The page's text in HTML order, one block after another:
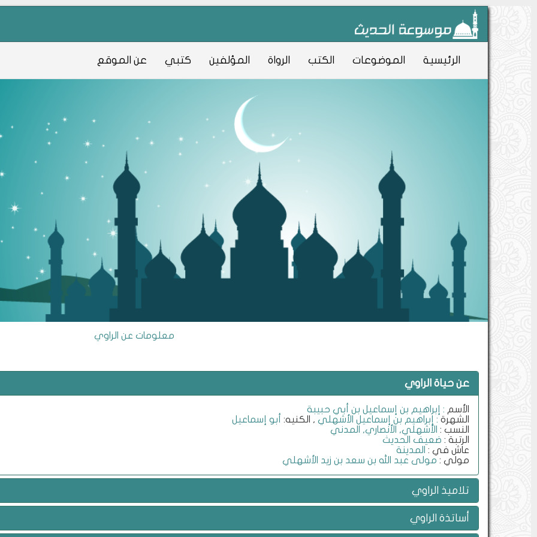
الرئيسية الموضوعات الكتب الرواة المؤلفين كتبي عن الموقع
معلومات عن الراوي
عن حياة الراوي
الأسم : إبراهيم بن إسماعيل بن أبي حبيبة
الشهرة : إبراهيم بن إسماعيل الأشهلي , الكنيه:
أبو إسماعيل
النسب : الأشهلي, الأنصاري, المدني
الرتبة : ضعيف الحديث
عاش في : المدينة
مولي : مولى عبد الله بن سعد بن زيد الأشهلي
تلاميذ الراوي
أساتذة الراوي